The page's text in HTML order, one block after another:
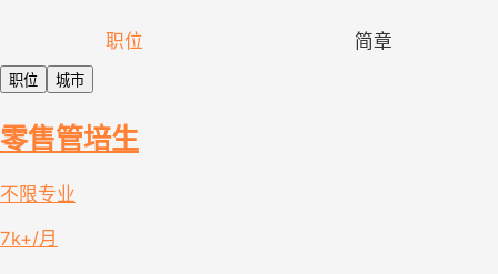
职位 简章
职位 城市
零售管培生
不限专业
7k+/月